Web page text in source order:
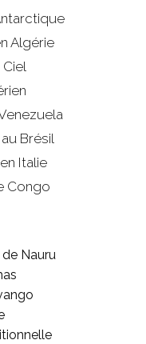
Algérie
Brésil
Italie
Congo
de Nauru